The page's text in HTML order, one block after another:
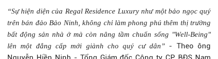
“Sự hiện diện của Regal Residence Luxury như một bảo ngọc quý
trên bán đảo Bảo Ninh, không chỉ làm phong phú thêm thị trường
bất động sản nhà ở mà còn nâng tầm chuẩn sống "Well-Being"
lên một đẳng cấp mới giành cho quý cư dân” - Theo ông